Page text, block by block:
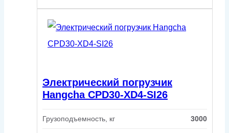
Электрический погрузчик
Hangcha CPD30-XD4-SI26
Грузоподъемность, кг 3000